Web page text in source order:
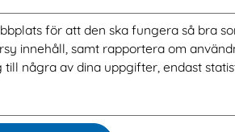
håller rätt kvalitet och
för att den ska fungera så bra
innehåll, samt rapportera om
några av dina uppgifter, endast